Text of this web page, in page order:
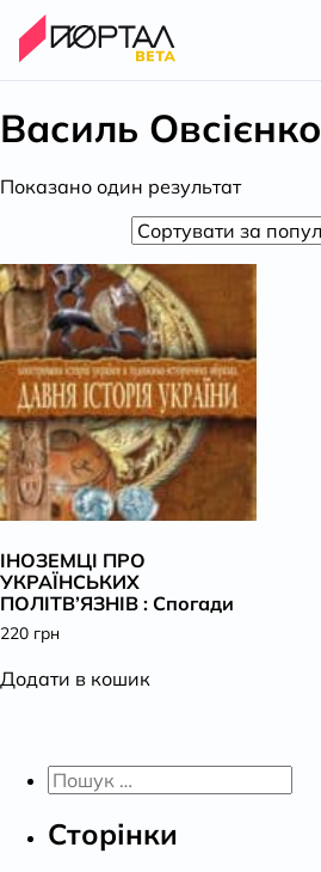
Василь Овсієнко
Показано один результат
ІНОЗЕМЦІ ПРО
УКРАЇНСЬКИХ
ПОЛІТВ’ЯЗНІВ : Спогади
220 грн
Додати в кошик
Пошук:
Сторінки